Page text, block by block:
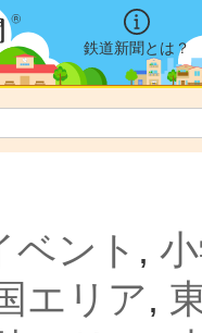
鉄道新聞とは？
ベント ,
エリア,